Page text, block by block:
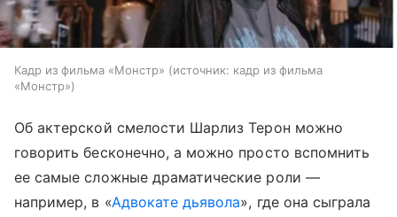
Кадр из фильма «Монстр» источник: кадр из фильма
«Монстр»
Об актерской смелости Шарлиз Терон можно
говорить бесконечно, а можно просто вспомнить
ее самые сложные драматические роли —
например, в «Адвокате дьявола», где она сыграла